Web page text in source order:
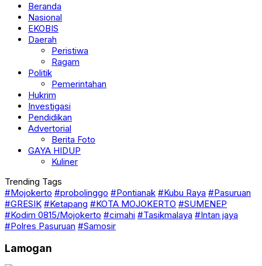
Beranda
Nasional
EKOBIS
Daerah
Peristiwa
Ragam
Politik
Pemerintahan
Hukrim
Investigasi
Pendidikan
Advertorial
Berita Foto
GAYA HIDUP
Kuliner
Trending Tags
#Mojokerto #probolinggo #Pontianak #Kubu Raya #Pasuruan
#GRESIK #Ketapang #KOTA MOJOKERTO #SUMENEP
#Kodim 0815/Mojokerto #cimahi #Tasikmalaya #Intan jaya
#Polres Pasuruan #Samosir
Lamogan